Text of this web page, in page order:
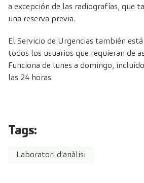
a excepción de las radiografías, que
una reserva previa.
El Servicio de Urgencias también
todos los usuarios que requieran de
Funciona de lunes a domingo,
las 24 horas.
Tags:
Laboratori d'anàlisi